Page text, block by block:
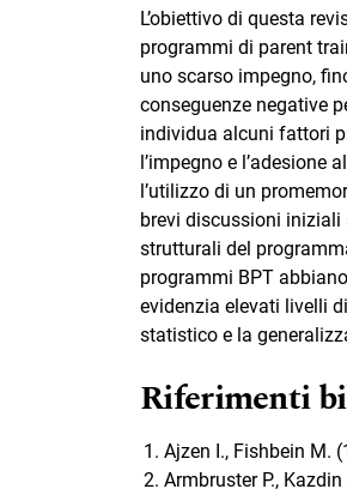
L’obiettivo di questa
programmi di parent
uno scarso impegno,
conseguenze negative
individua alcuni fattori
l’impegno e l’adesione
l’utilizzo di un
brevi discussioni
strutturali del
programmi BPT
evidenzia elevati livelli
statistico e la
Riferimenti
Ajzen I., Fishbein M.
Armbruster P.,